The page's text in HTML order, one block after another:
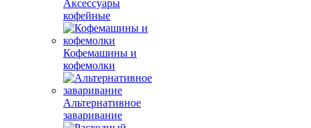
Аксессуары
кофейные
Кофемашины и
кофемолки
Альтернативное
заваривание